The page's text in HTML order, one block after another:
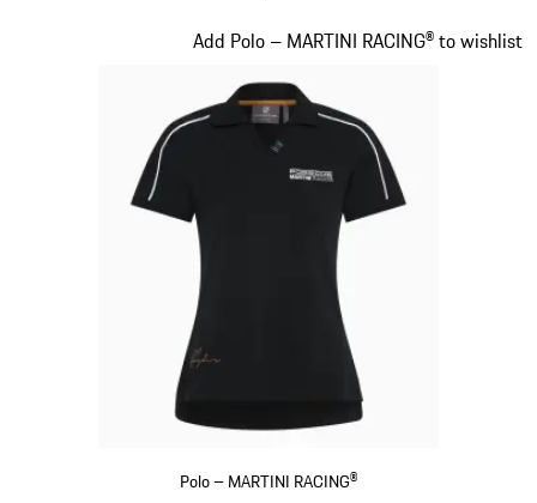
Polo – MARTINI RACING®
Add Polo – MARTINI RACING® to wishlist